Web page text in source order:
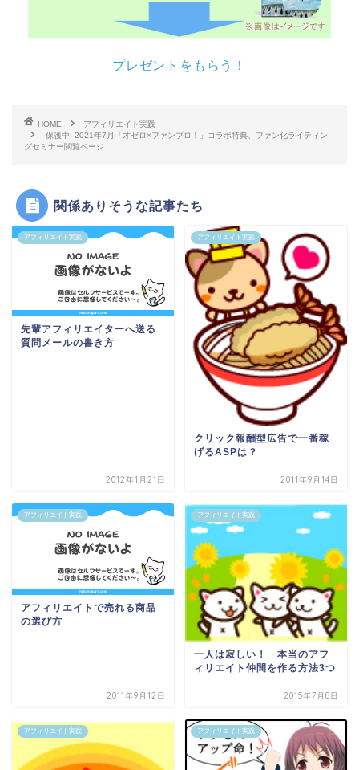
プレゼントをもらう！
HOME
アフィリエイト実践
保護中: 2021年7月「才ゼロ×ファンブロ！」コラボ特典、ファン化ライティン
グセミナー閲覧ページ
関係ありそうな記事たち
アフィリエイト実践
先輩アフィリエイターへ送る
質問メールの書き方
2012年1月21日
アフィリエイト実践
クリック報酬型広告で一番稼
げるASPは？
2011年9月14日
アフィリエイト実践
アフィリエイトで売れる商品
の選び方
2011年9月12日
アフィリエイト実践
一人は寂しい！ 本当のアフ
ィリエイト仲間を作る方法3つ
2015年7月8日
アフィリエイト実践 アフィリエイト実践